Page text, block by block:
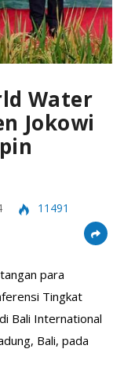
Water
Jokowi
11491
para
Tingkat
Bali International
Bali, pada